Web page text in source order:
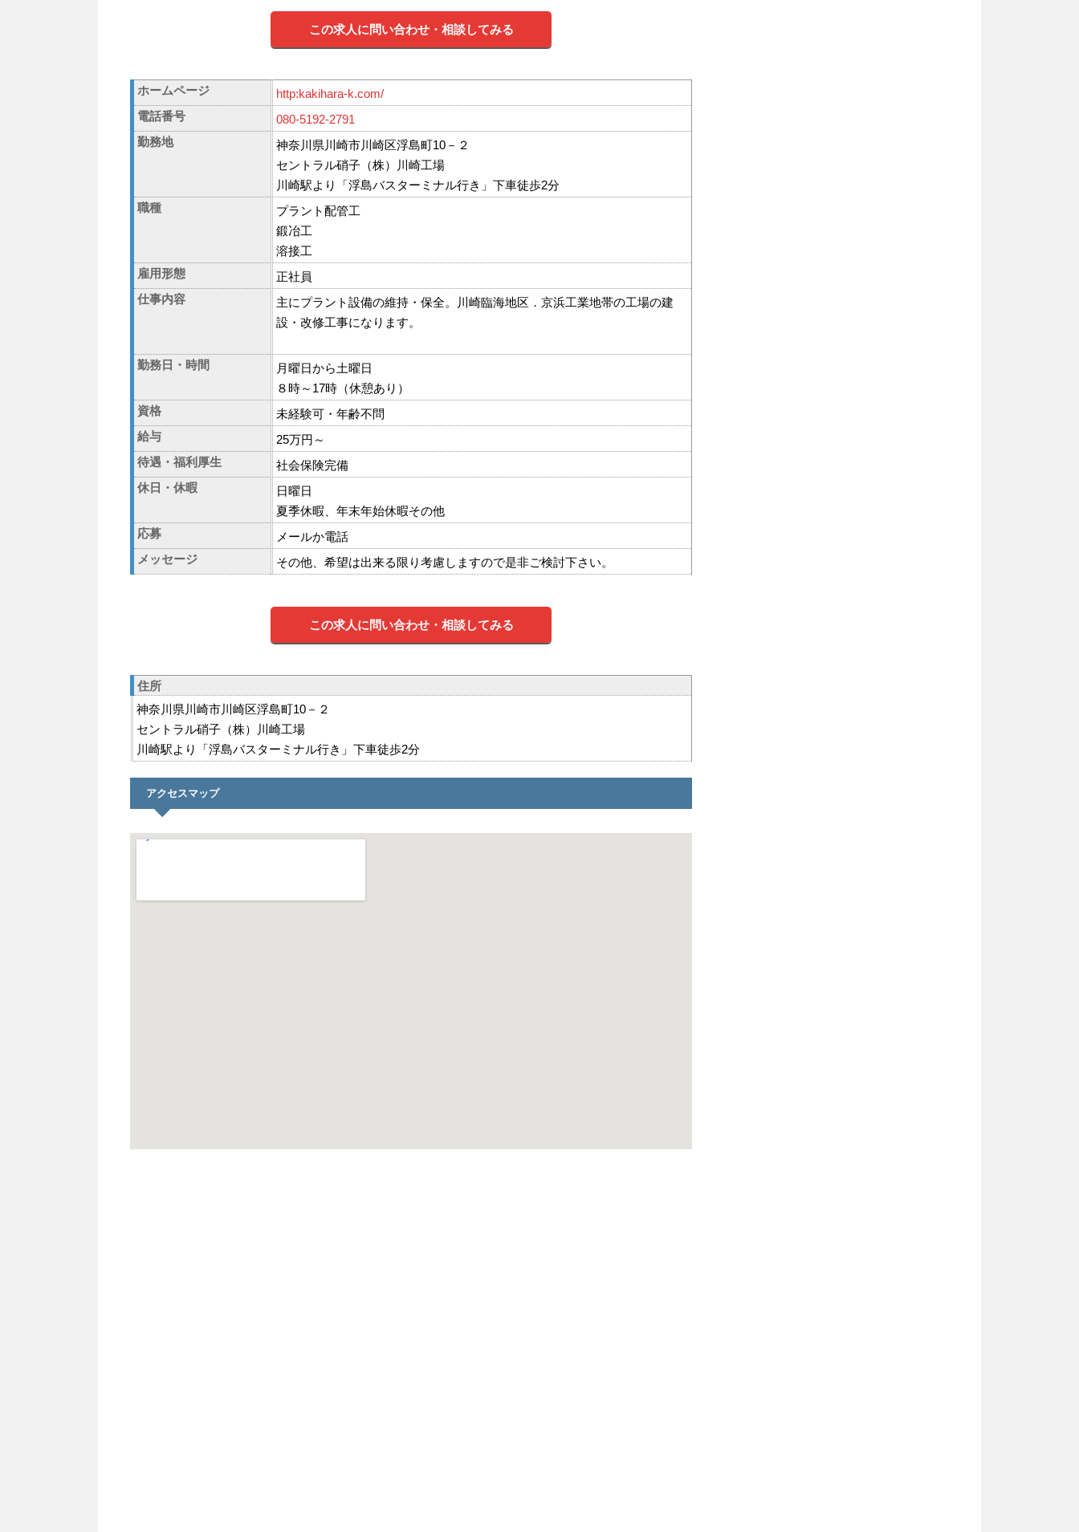
この求人に問い合わせ・相談してみる
ホームページ
http:kakihara-k.com/
電話番号
080-5192-2791
勤務地
神奈川県川崎市川崎区浮島町10－２
セントラル硝子（株）川崎工場
川崎駅より「浮島バスターミナル行き」下車徒歩2分
職種
プラント配管工
鍛冶工
溶接工
雇用形態
正社員
仕事内容
主にプラント設備の維持・保全。川崎臨海地区．京浜工業地帯の工場の建
設・改修工事になります。
勤務日・時間
月曜日から土曜日
８時～17時（休憩あり）
資格
未経験可・年齢不問
給与
25万円～
待遇・福利厚生
社会保険完備
休日・休暇
日曜日
夏季休暇、年末年始休暇その他
応募
メールか電話
メッセージ
その他、希望は出来る限り考慮しますので是非ご検討下さい。
この求人に問い合わせ・相談してみる
住所
神奈川県川崎市川崎区浮島町10－２
セントラル硝子（株）川崎工場
川崎駅より「浮島バスターミナル行き」下車徒歩2分
アクセスマップ